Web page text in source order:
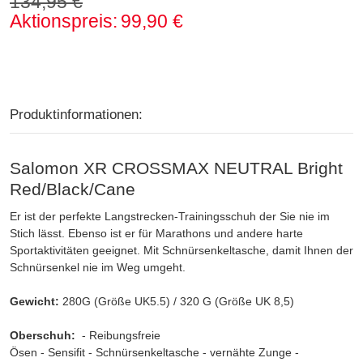
Aktionspreis: 99,90 €
Produktinformationen:
Salomon XR CROSSMAX NEUTRAL Bright
Red/Black/Cane
Er ist der perfekte Langstrecken-Trainingsschuh der Sie nie im
Stich lässt. Ebenso ist er für Marathons und andere harte
Sportaktivitäten geeignet. Mit Schnürsenkeltasche, damit Ihnen der
Schnürsenkel nie im Weg umgeht.
Gewicht: 280G (Größe UK5.5) / 320 G (Größe UK 8,5)
Oberschuh: - Reibungsfreie
Ösen - Sensifit - Schnürsenkeltasche - vernähte Zunge -